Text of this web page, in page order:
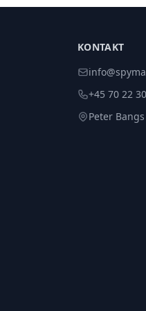
KONTAKT
+45 70 22
Peter